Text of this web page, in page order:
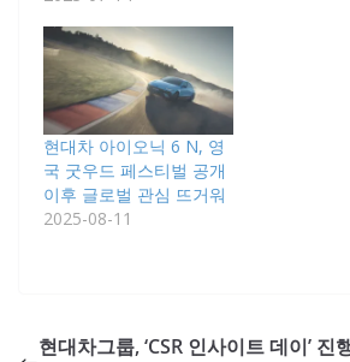
현대차 아이오닉 6 N, 영
국 굿우드 페스티벌 공개
이후 글로벌 관심 뜨거워
2025-08-11
현대차그룹, ‘CSR 인사이트 데이’